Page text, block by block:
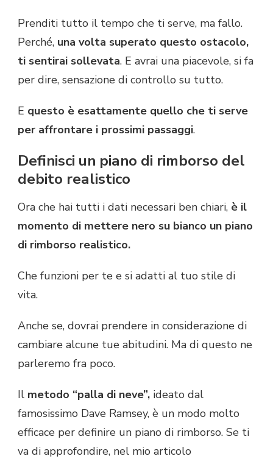
Prenditi tutto il tempo che ti serve, ma fallo.
Perché, una volta superato questo ostacolo,
ti sentirai sollevata. E avrai una piacevole, si fa
per dire, sensazione di controllo su tutto.
E questo è esattamente quello che ti serve
per affrontare i prossimi passaggi.
Definisci un piano di rimborso del
debito realistico
Ora che hai tutti i dati necessari ben chiari, è il
momento di mettere nero su bianco un piano
di rimborso realistico.
Che funzioni per te e si adatti al tuo stile di
vita.
Anche se, dovrai prendere in considerazione di
cambiare alcune tue abitudini. Ma di questo ne
parleremo fra poco.
Il metodo “palla di neve”, ideato dal
famosissimo Dave Ramsey, è un modo molto
efficace per definire un piano di rimborso. Se ti
va di approfondire, nel mio articolo